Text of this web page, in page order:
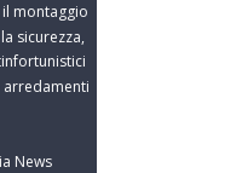
montaggio
sicurezza,
arredamenti
News